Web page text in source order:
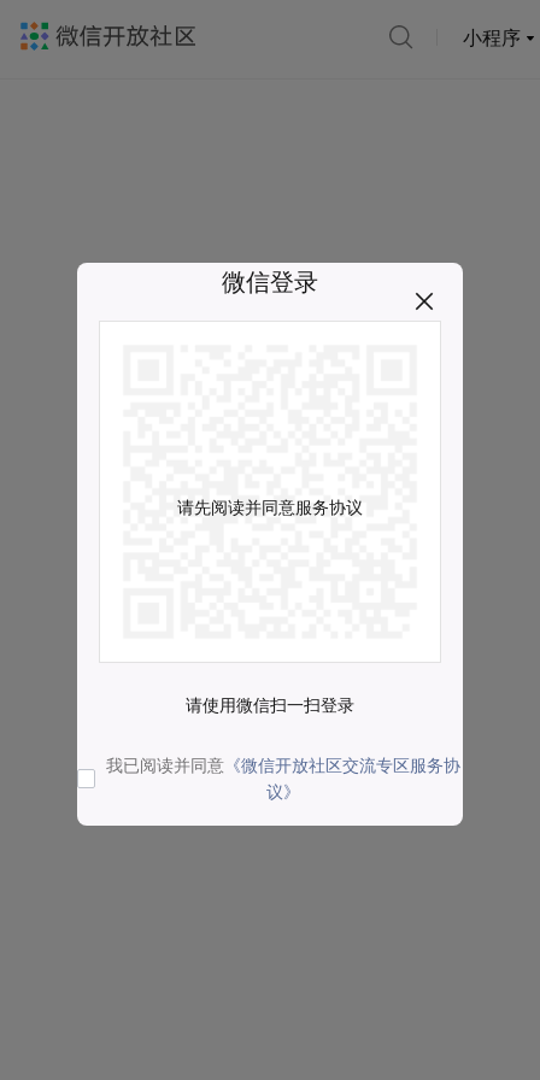
小程序
微信登录
请先阅读并同意服务协议
请使用微信扫一扫登录
我已阅读并同意 《微信开放社区交流专区服务协
议》